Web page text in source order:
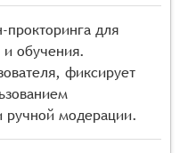
прокторинга для
и обучения.
фиксирует
ручной модерации.